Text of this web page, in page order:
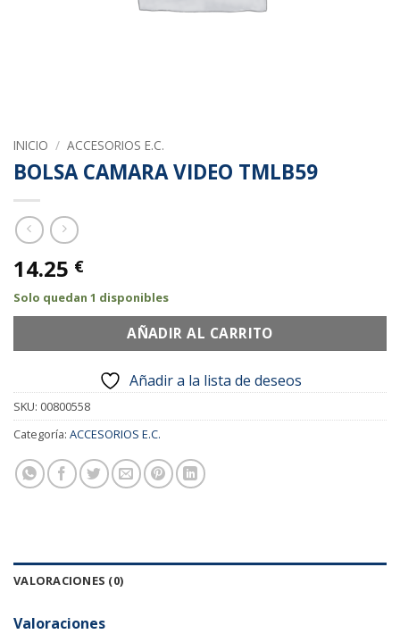
INICIO / ACCESORIOS E.C.
BOLSA CAMARA VIDEO TMLB59
14.25 €
Solo quedan 1 disponibles
AÑADIR AL CARRITO
Añadir a la lista de deseos
SKU: 00800558
Categoría: ACCESORIOS E.C.
VALORACIONES (0)
Valoraciones